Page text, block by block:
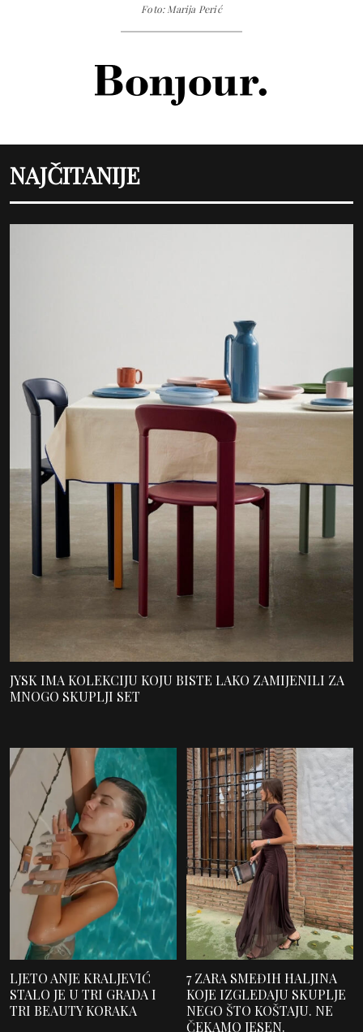
Foto: Marija Perić
NAJČITANIJE
JYSK IMA KOLEKCIJU KOJU BISTE LAKO ZAMIJENILI ZA
MNOGO SKUPLJI SET
LJETO ANJE KRALJEVIĆ
STALO JE U TRI GRADA I
TRI BEAUTY KORAKA
7 ZARA SMEĐIH HALJINA
KOJE IZGLEDAJU SKUPLJE
NEGO ŠTO KOŠTAJU. NE
ČEKAMO JESEN.